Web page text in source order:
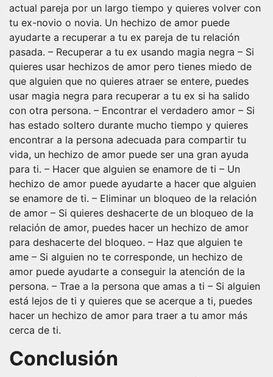
actual pareja por un largo tiempo y quieres volver con
tu ex-novio o novia. Un hechizo de amor puede
ayudarte a recuperar a tu ex pareja de tu relación
pasada. – Recuperar a tu ex usando magia negra – Si
quieres usar hechizos de amor pero tienes miedo de
que alguien que no quieres atraer se entere, puedes
usar magia negra para recuperar a tu ex si ha salido
con otra persona. – Encontrar el verdadero amor – Si
has estado soltero durante mucho tiempo y quieres
encontrar a la persona adecuada para compartir tu
vida, un hechizo de amor puede ser una gran ayuda
para ti. – Hacer que alguien se enamore de ti – Un
hechizo de amor puede ayudarte a hacer que alguien
se enamore de ti. – Eliminar un bloqueo de la relación
de amor – Si quieres deshacerte de un bloqueo de la
relación de amor, puedes hacer un hechizo de amor
para deshacerte del bloqueo. – Haz que alguien te
ame – Si alguien no te corresponde, un hechizo de
amor puede ayudarte a conseguir la atención de la
persona. – Trae a la persona que amas a ti – Si alguien
está lejos de ti y quieres que se acerque a ti, puedes
hacer un hechizo de amor para traer a tu amor más
cerca de ti.
Conclusión